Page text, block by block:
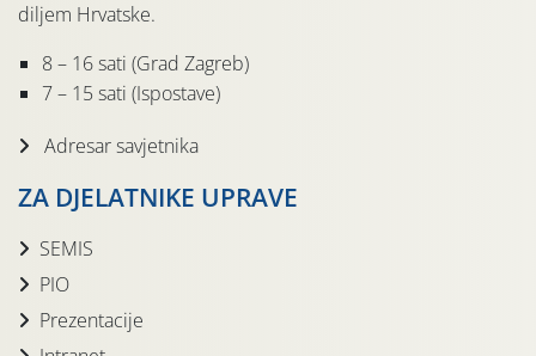
diljem Hrvatske.
8 – 16 sati (Grad Zagreb)
7 – 15 sati (Ispostave)
Adresar savjetnika
ZA DJELATNIKE UPRAVE
SEMIS
PIO
Prezentacije